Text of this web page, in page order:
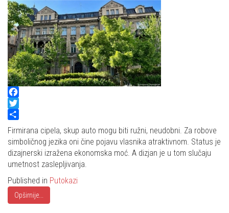
Facebook
Twitter
Share
Firmirana cipela, skup auto mogu biti ružni, neudobni. Za robove
simboličnog jezika oni čine pojavu vlasnika atraktivnom. Status je
dizajnerski izražena ekonomska moć. A dizjan je u tom slučaju
umetnost zaslepljivanja.
Published in Putokazi
Opširnije...